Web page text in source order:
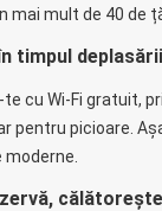
mai mult de 40 de
timpul deplasării
te cu Wi-Fi gratuit,
pentru picioare.
călătorește